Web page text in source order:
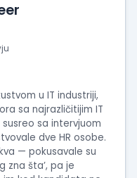
u IT industriji,
sa najrazličitijim IT
sa intervjuom
dve HR osobe.
— pokusavale su
zna šta’, pa je